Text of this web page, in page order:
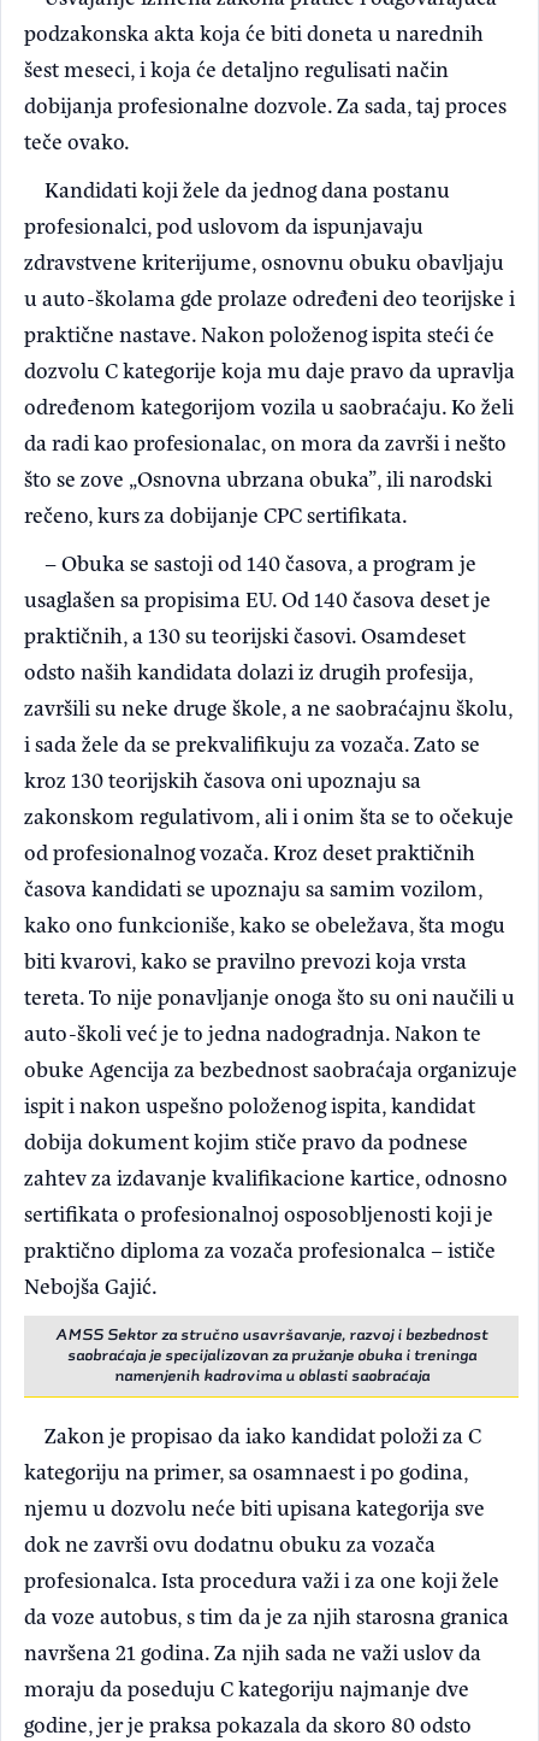
podzakonska akta koja će biti doneta u narednih
šest meseci, i koja će detaljno regulisati način
dobijanja profesionalne dozvole. Za sada, taj proces
teče ovako.
Kandidati koji žele da jednog dana postanu
profesionalci, pod uslovom da ispunjavaju
zdravstvene kriterijume, osnovnu obuku obavljaju
u auto-školama gde prolaze određeni deo teorijske i
praktične nastave. Nakon položenog ispita steći će
dozvolu C kategorije koja mu daje pravo da upravlja
određenom kategorijom vozila u saobraćaju. Ko želi
da radi kao profesionalac, on mora da završi i nešto
što se zove „Osnovna ubrzana obuka”, ili narodski
rečeno, kurs za dobijanje CPC sertifikata.
– Obuka se sastoji od 140 časova, a program je
usaglašen sa propisima EU. Od 140 časova deset je
praktičnih, a 130 su teorijski časovi. Osamdeset
odsto naših kandidata dolazi iz drugih profesija,
završili su neke druge škole, a ne saobraćajnu školu,
i sada žele da se prekvalifikuju za vozača. Zato se
kroz 130 teorijskih časova oni upoznaju sa
zakonskom regulativom, ali i onim šta se to očekuje
od profesionalnog vozača. Kroz deset praktičnih
časova kandidati se upoznaju sa samim vozilom,
kako ono funkcioniše, kako se obeležava, šta mogu
biti kvarovi, kako se pravilno prevozi koja vrsta
tereta. To nije ponavljanje onoga što su oni naučili u
auto-školi već je to jedna nadogradnja. Nakon te
obuke Agencija za bezbednost saobraćaja organizuje
ispit i nakon uspešno položenog ispita, kandidat
dobija dokument kojim stiče pravo da podnese
zahtev za izdavanje kvalifikacione kartice, odnosno
sertifikata o profesionalnoj osposobljenosti koji je
praktično diploma za vozača profesionalca – ističe
Nebojša Gajić.
AMSS Sektor za stručno usavršavanje, razvoj i bezbednost
saobraćaja je specijalizovan za pružanje obuka i treninga
namenjenih kadrovima u oblasti saobraćaja
Zakon je propisao da iako kandidat položi za C
kategoriju na primer, sa osamnaest i po godina,
njemu u dozvolu neće biti upisana kategorija sve
dok ne završi ovu dodatnu obuku za vozača
profesionalca. Ista procedura važi i za one koji žele
da voze autobus, s tim da je za njih starosna granica
navršena 21 godina. Za njih sada ne važi uslov da
moraju da poseduju C kategoriju najmanje dve
godine, jer je praksa pokazala da skoro 80 odsto